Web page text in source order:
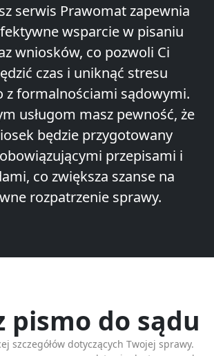
serwis Prawomat zapewnia
wsparcie w pisaniu
wniosków, co pozwoli Ci
czas i uniknąć stresu
z formalnościami sądowymi.
usługom masz pewność, że
będzie przygotowany
przepisami i
co zwiększa szanse na
rozpatrzenie sprawy.
pismo do sądu
szczegółów dotyczących Twojej sprawy.